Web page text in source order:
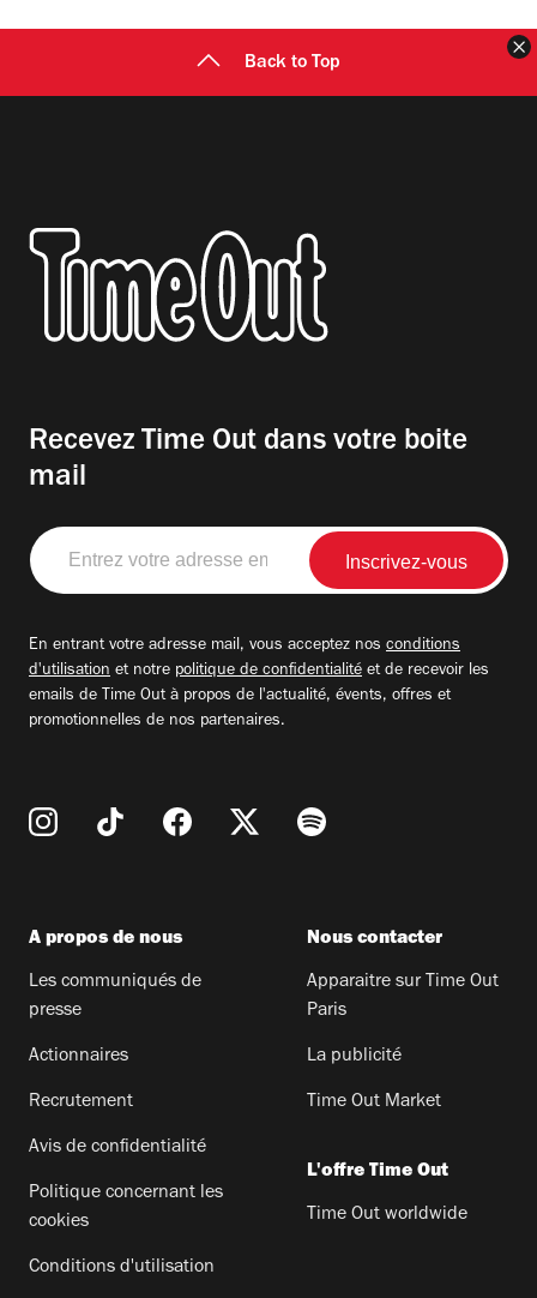
Back to Top
Recevez Time Out dans votre boite
mail
Entrez
votre
adresse
En entrant votre adresse mail, vous acceptez nos conditions
d'utilisation et notre politique de confidentialité et de recevoir les
emails de Time Out à propos de l'actualité, évents, offres et
promotionnelles de nos partenaires.
A propos de nous
Les communiqués de
presse
Actionnaires
Recrutement
Avis de confidentialité
Politique concernant les
cookies
Conditions d'utilisation
Nous contacter
Apparaitre sur Time Out
Paris
La publicité
Time Out Market
L'offre Time Out
Time Out worldwide